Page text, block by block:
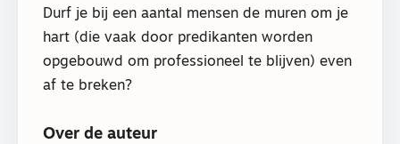
Durf je bij een aantal mensen de muren om je
hart (die vaak door predikanten worden
opgebouwd om professioneel te blijven) even
af te breken?
Over de auteur